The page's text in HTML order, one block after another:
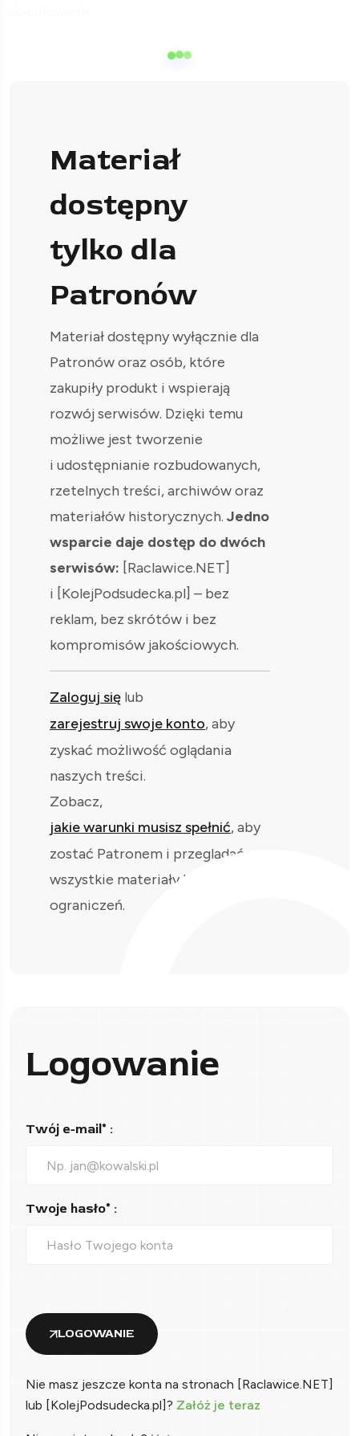
Materiał
dostępny
tylko dla
Patronów
Materiał dostępny wyłącznie dla
Patronów oraz osób, które
zakupiły produkt i wspierają
rozwój serwisów. Dzięki temu
możliwe jest tworzenie
i udostępnianie rozbudowanych,
rzetelnych treści, archiwów oraz
materiałów historycznych. Jedno
wsparcie daje dostęp do dwóch
serwisów: [Raclawice.NET]
i [KolejPodsudecka.pl] – bez
reklam, bez skrótów i bez
kompromisów jakościowych.
Zaloguj się lub
zarejestruj swoje konto, aby
zyskać możliwość oglądania
naszych treści.
Zobacz,
jakie warunki musisz spełnić, aby
zostać Patronem i przeglądać
wszystkie materiały bez
ograniczeń.
Logowanie
Twój e-mail* :
Twoje hasło* :
LOGOWANIE
Nie masz jeszcze konta na stronach [Raclawice.NET]
lub [KolejPodsudecka.pl]? Załóż je teraz